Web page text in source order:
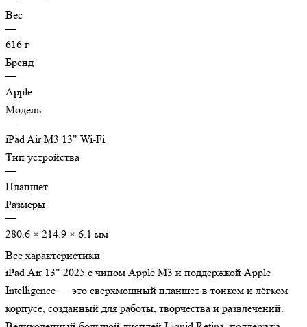
Вес
—
616 г
Бренд
—
Apple
Модель
—
iPad Air M3 13" Wi-Fi
Тип устройства
—
Планшет
Размеры
—
280.6 × 214.9 × 6.1 мм
Все характеристики
iPad Air 13" 2025 с чипом Apple M3 и поддержкой Apple
Intelligence — это сверхмощный планшет в тонком и лёгком
корпусе, созданный для работы, творчества и развлечений.